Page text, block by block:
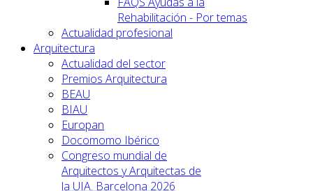
Rehabilitación - Por temas
Actualidad profesional
Arquitectura
Actualidad del sector
Premios Arquitectura
BEAU
BIAU
Europan
Docomomo Ibérico
Congreso mundial de
Arquitectos y Arquitectas de
la UIA. Barcelona 2026